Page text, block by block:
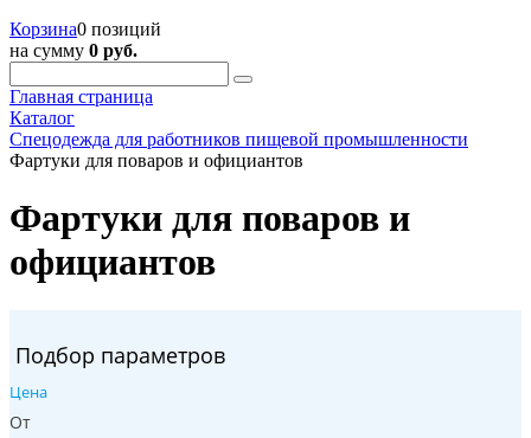
Корзина0 позиций
на сумму 0 руб.
Главная страница
Каталог
Спецодежда для работников пищевой промышленности
Фартуки для поваров и официантов
Фартуки для поваров и
официантов
Подбор параметров
Цена
От